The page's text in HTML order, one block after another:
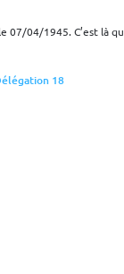
07/04/1945. C’est
18